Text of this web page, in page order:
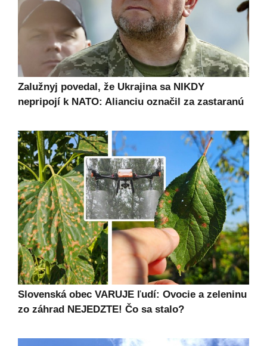
Zalužnyj povedal, že Ukrajina sa NIKDY
nepripojí k NATO: Alianciu označil za zastaranú
Slovenská obec VARUJE ľudí: Ovocie a zeleninu
zo záhrad NEJEDZTE! Čo sa stalo?